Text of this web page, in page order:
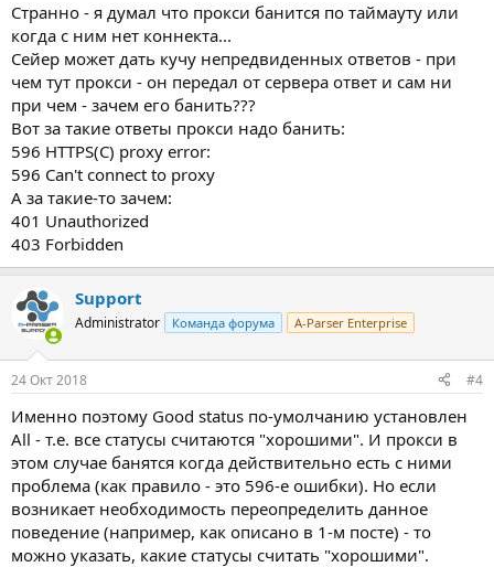
Странно - я думал что прокси банится по таймауту или
когда с ним нет коннекта...
Сейер может дать кучу непредвиденных ответов - при
чем тут прокси - он передал от сервера ответ и сам ни
при чем - зачем его банить???
Вот за такие ответы прокси надо банить:
596 HTTPS(C) proxy error:
596 Can't connect to proxy
А за такие-то зачем:
401 Unauthorized
403 Forbidden
Support
Administrator Команда форума A-Parser Enterprise
24 Окт 2018 #4
Именно поэтому Good status по-умолчанию установлен
All - т.е. все статусы считаются "хорошими". И прокси в
этом случае банятся когда действительно есть с ними
проблема (как правило - это 596-е ошибки). Но если
возникает необходимость переопределить данное
поведение (например, как описано в 1-м посте) - то
можно указать, какие статусы считать "хорошими".